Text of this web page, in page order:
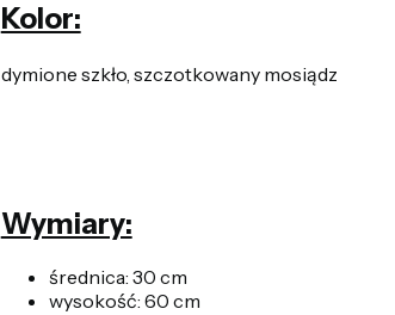
Kolor:
dymione szkło, szczotkowany mosiądz
Wymiary:
średnica: 30 cm
wysokość: 60 cm